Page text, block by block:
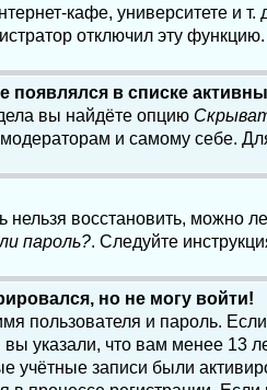
кафе, университете и т.
отключил эту функцию.
появлялся в списке
вы найдёте опцию
и самому себе.
нельзя восстановить, можно
пароль?. Следуйте
но не могу войти!
пользователя и пароль.
вы указали, что вам менее 13
учётные записи были